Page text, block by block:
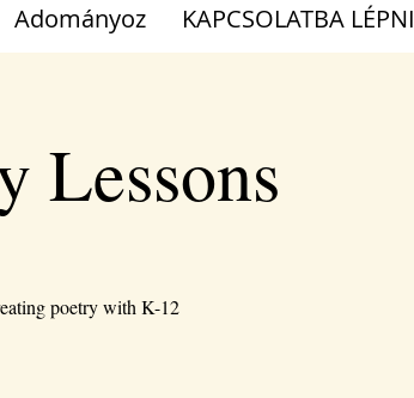
Adományoz KAPCSOLATBA LÉPNI
Lessons
poetry with K-12